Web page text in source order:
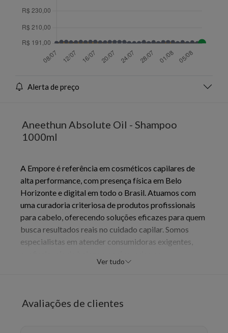
Alerta de preço
Aneethun Absolute Oil - Shampoo
1000ml
A Empore é referência em cosméticos capilares de
alta performance, com presença física em Belo
Horizonte e digital em todo o Brasil. Atuamos com
uma curadoria criteriosa de produtos profissionais
para cabelo, oferecendo soluções eficazes para quem
busca resultados reais no cuidado capilar. Somos
especialistas em atender consumidoras exigentes,
Aneethun Absolute Oil
Ver tudo
Avaliações de clientes